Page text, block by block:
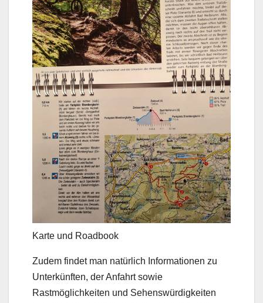
Karte und Roadbook
Zudem findet man natürlich Informationen zu
Unterkünften, der Anfahrt sowie
Rastmöglichkeiten und Sehenswürdigkeiten